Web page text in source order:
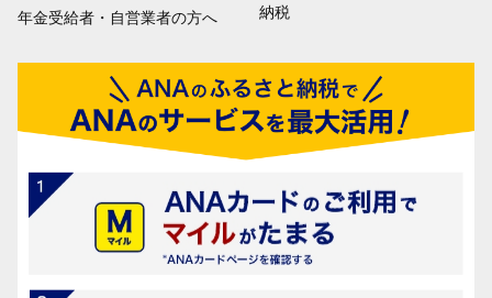
年金受給者・自営業者の方へ
納税